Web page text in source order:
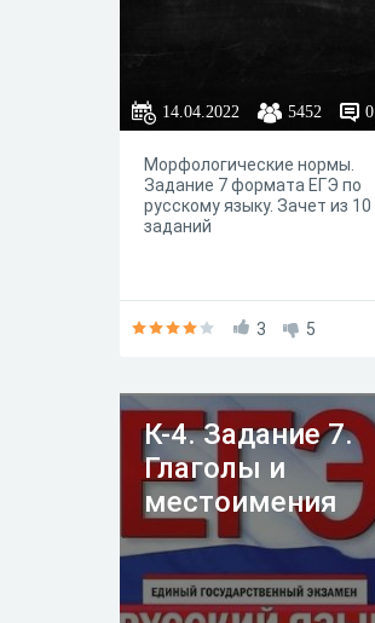
14.04.2022 5452 0
Морфологические нормы.
Задание 7 формата ЕГЭ по
русскому языку. Зачет из 10
заданий
3 5
К-4. Задание 7.
Глаголы и
местоимения